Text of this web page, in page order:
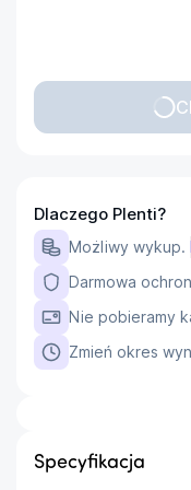
Dlaczego Plenti?
Możliwy wykup.
Darmowa
Nie pobieramy
Zmień okres
Specyfikacja